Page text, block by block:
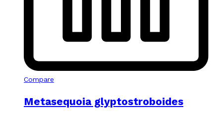
Compare
Metasequoia glyptostroboides